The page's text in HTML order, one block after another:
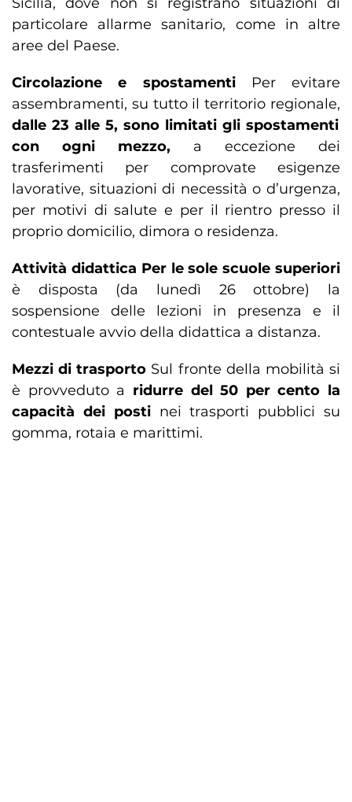
particolare allarme sanitario, come in altre
aree del Paese.
Circolazione e spostamenti
Per evitare
assembramenti, su tutto il territorio regionale,
dalle 23 alle 5, sono limitati gli spostamenti
con ogni mezzo, a eccezione dei
trasferimenti per comprovate esigenze
lavorative, situazioni di necessità o d’urgenza,
per motivi di salute e per il rientro presso il
proprio domicilio, dimora o residenza.
Attività didattica Per le sole scuole superiori
è disposta (da lunedì 26 ottobre) la
sospensione delle lezioni in presenza e il
contestuale avvio della didattica a distanza.
Mezzi di trasporto Sul fronte della mobilità si
è provveduto a ridurre del 50 per cento la
capacità dei posti nei trasporti pubblici su
gomma, rotaia e marittimi.